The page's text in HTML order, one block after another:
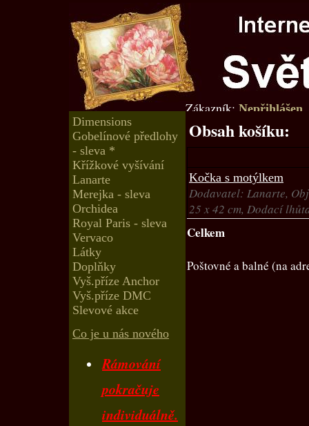
Zákazník: Nepřihlášen
Dimensions
Gobelínové předlohy
- sleva *
Křížkové vyšívání
Lanarte
Merejka - sleva
Orchidea
Royal Paris - sleva
Vervaco
Látky
Doplňky
Vyš.příze Anchor
Vyš.příze DMC
Slevové akce
Co je u nás nového
Rámování
pokračuje
individuálně.
Obsah košíku:
Kočka s motýlkem
Dodavatel: Lanarte,
25 x 42 cm, Dodací
Celkem
Poštovné a balné (na